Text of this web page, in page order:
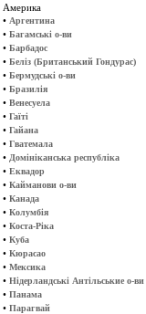
Америка
• Аргентина
• Багамські о-ви
• Барбадос
• Беліз (Британський Гондурас)
• Бермудські о-ви
• Бразилія
• Венесуела
• Гаїті
• Гайана
• Гватемала
• Домініканська республіка
• Еквадор
• Кайманови о-ви
• Канада
• Колумбія
• Коста-Ріка
• Куба
• Кюрасао
• Мексика
• Нідерландські Антільськие о-ви
• Панама
• Парагвай